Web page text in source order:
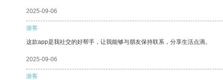
2025-09-06
游客
这款app是我社交的好帮手，让我能够与朋友保持联系，分享生活点滴。
2025-09-06
游客